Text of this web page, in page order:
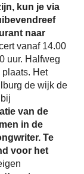
kun je via
naar
vanaf 14.00
uur. Halfweg
plaats. Het
de wijk de
van de
in de
Te
voor het